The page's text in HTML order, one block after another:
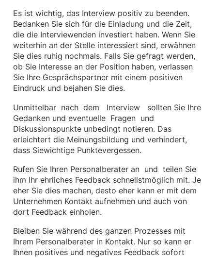
Es ist wichtig, das Interview positiv zu beenden.
Bedanken Sie sich für die Einladung und die Zeit,
die die Interviewenden investiert haben. Wenn Sie
weiterhin an der Stelle interessiert sind, erwähnen
Sie dies ruhig nochmals. Falls Sie gefragt werden,
ob Sie Interesse an der Position haben, verlassen
Sie Ihre Gesprächspartner mit einem positiven
Eindruck und bejahen Sie dies.
Unmittelbar nach dem Interview sollten Sie Ihre
Gedanken und eventuelle Fragen und
Diskussionspunkte unbedingt notieren. Das
erleichtert die Meinungsbildung und verhindert,
dass Siewichtige Punktevergessen.
Rufen Sie Ihren Personalberater an und teilen Sie
ihm Ihr ehrliches Feedback schnellstmöglich mit. Je
eher Sie dies machen, desto eher kann er mit dem
Unternehmen Kontakt aufnehmen und auch von
dort Feedback einholen.
Bleiben Sie während des ganzen Prozesses mit
Ihrem Personalberater in Kontakt. Nur so kann er
Ihnen positives und negatives Feedback sofort